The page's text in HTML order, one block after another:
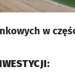
w